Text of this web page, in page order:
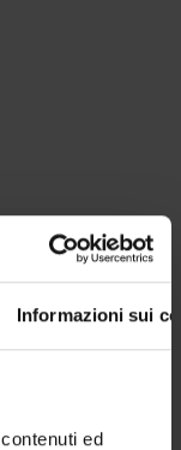
Informazioni sui
ed